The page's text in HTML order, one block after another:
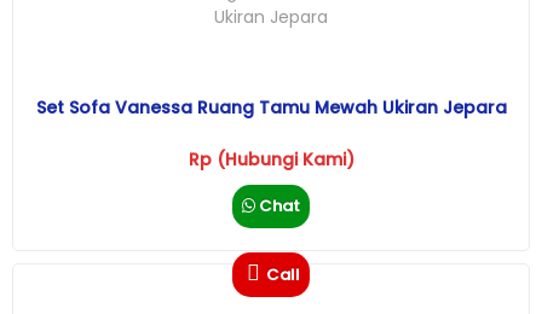
Set Sofa Vanessa Ruang Tamu Mewah Ukiran Jepara
Rp (Hubungi Kami)
Chat
Call